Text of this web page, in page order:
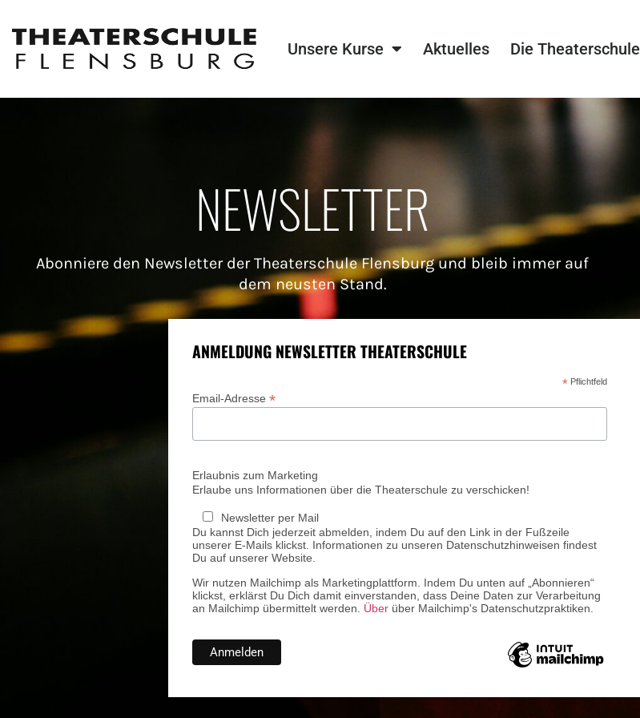
Unsere Kurse Aktuelles Die Theaterschule
NEWSLETTER
Abonniere den Newsletter der Theaterschule Flensburg und bleib immer auf
dem neusten Stand.
ANMELDUNG NEWSLETTER THEATERSCHULE
* Pflichtfeld
Email-Adresse *
Erlaubnis zum Marketing
Erlaube uns Informationen über die Theaterschule zu verschicken!
Newsletter per Mail
Du kannst Dich jederzeit abmelden, indem Du auf den Link in der Fußzeile
unserer E-Mails klickst. Informationen zu unseren Datenschutzhinweisen findest
Du auf unserer Website.
Wir nutzen Mailchimp als Marketingplattform. Indem Du unten auf „Abonnieren“
klickst, erklärst Du Dich damit einverstanden, dass Deine Daten zur Verarbeitung
an Mailchimp übermittelt werden. Über über Mailchimp's Datenschutzpraktiken.